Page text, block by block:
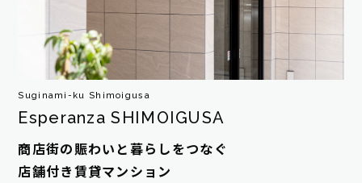
Suginami-ku Shimoigusa
Esperanza SHIMOIGUSA
商店街の賑わいと暮らしをつなぐ
店舗付き賃貸マンション